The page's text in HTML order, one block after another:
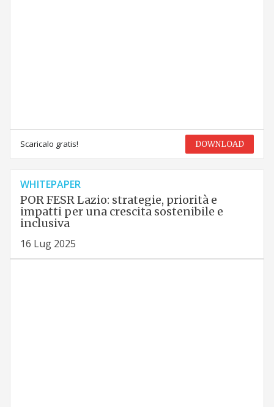
Scaricalo gratis! DOWNLOAD
WHITEPAPER
POR FESR Lazio: strategie, priorità e
impatti per una crescita sostenibile e
inclusiva
16 Lug 2025